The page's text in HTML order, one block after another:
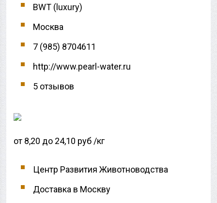
BWT (luxury)
Москва
7 (985) 8704611
http://www.pearl-water.ru
5 отзывов
от 8,20 до 24,10 руб /кг
Центр Развития Животноводства
Доставка в Москву